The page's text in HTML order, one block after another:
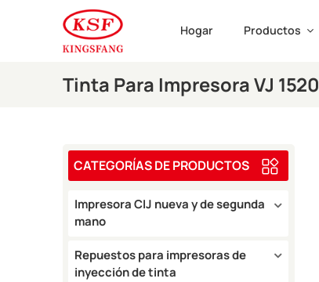
Hogar Productos
Tinta Para Impresora VJ 1520
CATEGORÍAS DE PRODUCTOS
Impresora CIJ nueva y de segunda
mano
Repuestos para impresoras de
inyección de tinta